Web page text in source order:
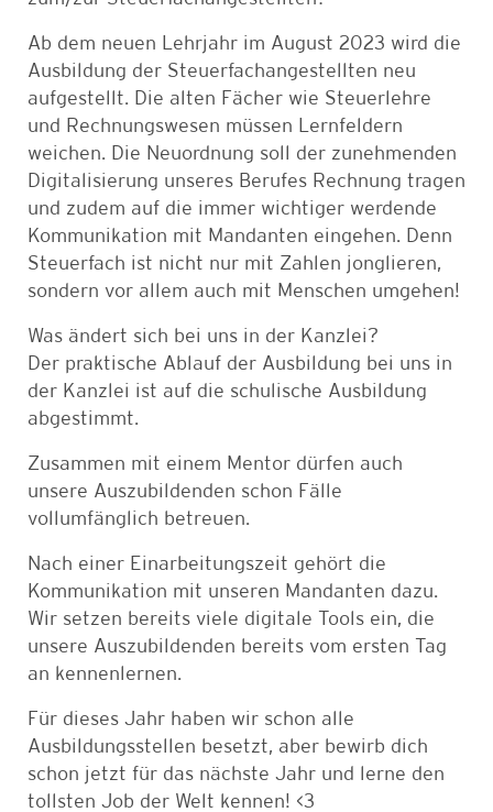
Ab dem neuen Lehrjahr im August 2023 wird die
Ausbildung der Steuerfachangestellten neu
aufgestellt. Die alten Fächer wie Steuerlehre
und Rechnungswesen müssen Lernfeldern
weichen. Die Neuordnung soll der zunehmenden
Digitalisierung unseres Berufes Rechnung tragen
und zudem auf die immer wichtiger werdende
Kommunikation mit Mandanten eingehen. Denn
Steuerfach ist nicht nur mit Zahlen jonglieren,
sondern vor allem auch mit Menschen umgehen!
Was ändert sich bei uns in der Kanzlei?
Der praktische Ablauf der Ausbildung bei uns in
der Kanzlei ist auf die schulische Ausbildung
abgestimmt.
Zusammen mit einem Mentor dürfen auch
unsere Auszubildenden schon Fälle
vollumfänglich betreuen.
Nach einer Einarbeitungszeit gehört die
Kommunikation mit unseren Mandanten dazu.
Wir setzen bereits viele digitale Tools ein, die
unsere Auszubildenden bereits vom ersten Tag
an kennenlernen.
Für dieses Jahr haben wir schon alle
Ausbildungsstellen besetzt, aber bewirb dich
schon jetzt für das nächste Jahr und lerne den
tollsten Job der Welt kennen! <3